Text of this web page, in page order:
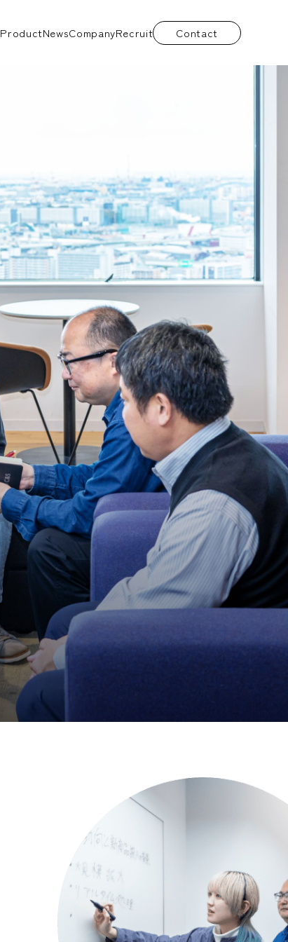
ProductNewsCompanyRecruit Contact